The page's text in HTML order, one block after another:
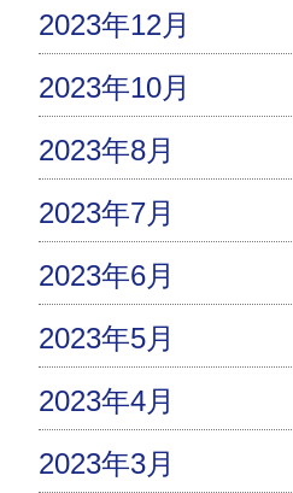
2023年12月
2023年10月
2023年8月
2023年7月
2023年6月
2023年5月
2023年4月
2023年3月